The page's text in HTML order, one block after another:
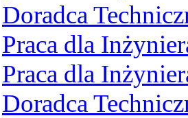
Doradca
Praca dla
Praca dla
Doradca